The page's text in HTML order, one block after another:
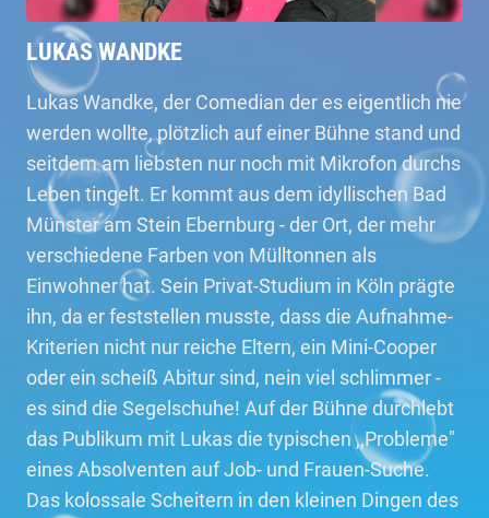
LUKAS WANDKE
Lukas Wandke, der Comedian der es eigentlich nie
werden wollte, plötzlich auf einer Bühne stand und
seitdem am liebsten nur noch mit Mikrofon durchs
Leben tingelt. Er kommt aus dem idyllischen Bad
Münster am Stein Ebernburg - der Ort, der mehr
verschiedene Farben von Mülltonnen als
Einwohner hat. Sein Privat-Studium in Köln prägte
ihn, da er feststellen musste, dass die Aufnahme-
Kriterien nicht nur reiche Eltern, ein Mini-Cooper
oder ein scheiß Abitur sind, nein viel schlimmer -
es sind die Segelschuhe! Auf der Bühne durchlebt
das Publikum mit Lukas die typischen ,,Probleme"
eines Absolventen auf Job- und Frauen-Suche.
Das kolossale Scheitern in den kleinen Dingen des